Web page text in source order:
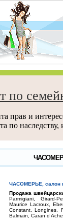
по
прав и
по
ЧАСОМЕРЬЕ, салон
Продажа
Parmigiani, Girard-
Maurice Lacroux,
Constant, Longines,
Balmain, Caran d